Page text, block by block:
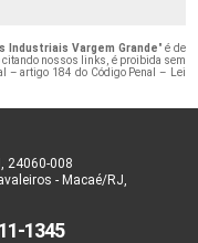
Industriais Vargem Grande" é de
citando nossos links, é proibida sem
– artigo 184 do Código Penal –
Lei
24060-008
- Macaé/RJ,
1345